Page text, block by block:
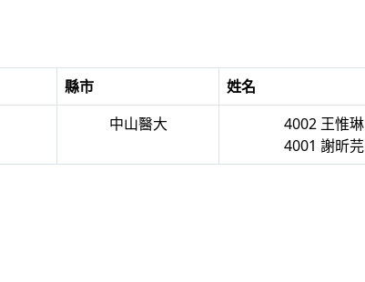
縣市 姓名
中山醫大
4002 王惟琳
4001 謝昕芫